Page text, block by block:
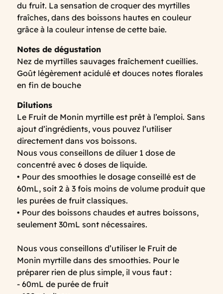
du fruit. La sensation de croquer des myrtilles
fraîches, dans des boissons hautes en couleur
grâce à la couleur intense de cette baie.
Notes de dégustation
Nez de myrtilles sauvages fraîchement cueillies.
Goût légèrement acidulé et douces notes florales
en fin de bouche
Dilutions
Le Fruit de Monin myrtille est prêt à l’emploi. Sans
ajout d’ingrédients, vous pouvez l’utiliser
directement dans vos boissons.
Nous vous conseillons de diluer 1 dose de
concentré avec 6 doses de liquide.
• Pour des smoothies le dosage conseillé est de
60mL, soit 2 à 3 fois moins de volume produit que
les purées de fruit classiques.
• Pour des boissons chaudes et autres boissons,
seulement 30mL sont nécessaires.
Nous vous conseillons d’utiliser le Fruit de
Monin myrtille dans des smoothies. Pour le
préparer rien de plus simple, il vous faut :
- 60mL de purée de fruit